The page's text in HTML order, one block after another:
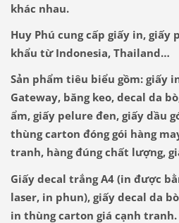
khác nhau.
Huy Phú cung cấp giấy in, giấy
khẩu từ Indonesia, Thailand…
Sản phẩm tiêu biểu gồm: giấy
Gateway, băng keo, decal da
ẩm, giấy pelure đen, giấy dầu
thùng carton đóng gói hàng
tranh, hàng đúng chất lượng,
Giấy decal trắng A4 (in được
laser, in phun), giấy decal da
in thùng carton giá cạnh tranh.